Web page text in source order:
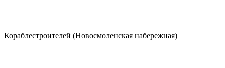
Кораблестроителей (Новосмоленская набережная)